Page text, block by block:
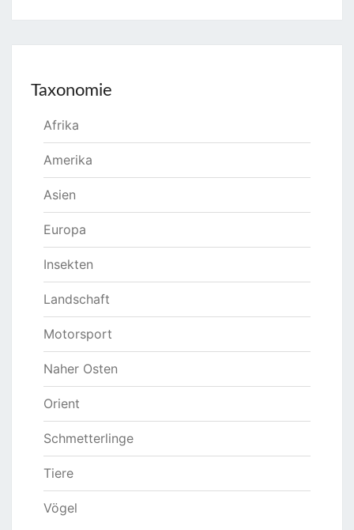
Taxonomie
Afrika
Amerika
Asien
Europa
Insekten
Landschaft
Motorsport
Naher Osten
Orient
Schmetterlinge
Tiere
Vögel